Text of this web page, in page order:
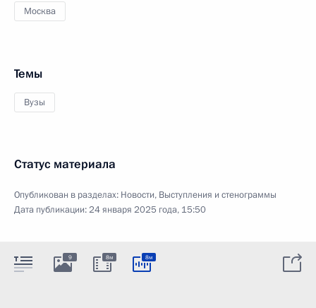
Москва
Темы
Вузы
Статус материала
Опубликован в разделах: Новости, Выступления и стенограммы
Дата публикации:24 января 2025 года, 15:50
9 8м 8м